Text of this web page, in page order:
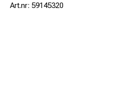
59145320